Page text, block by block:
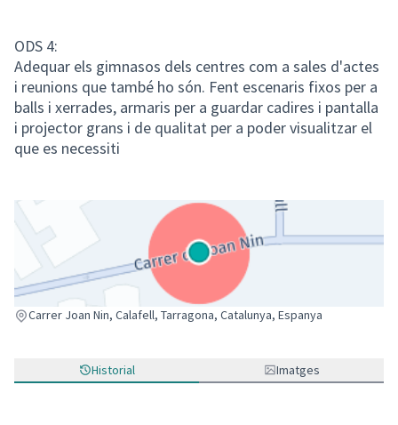
ODS 4:
Adequar els gimnasos dels centres com a sales d'actes
i reunions que també ho són. Fent escenaris fixos per a
balls i xerrades, armaris per a guardar cadires i pantalla
i projector grans i de qualitat per a poder visualitzar el
que es necessiti
Carrer Joan Nin, Calafell, Tarragona, Catalunya, Espanya
(Enllaç extern)
Historial Imatges